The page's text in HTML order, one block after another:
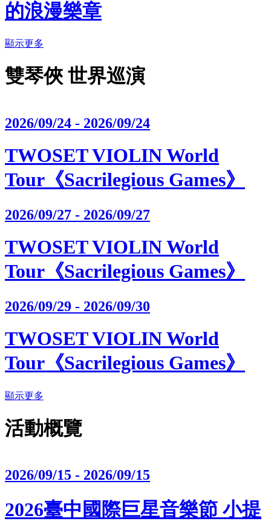
的浪漫樂章
顯示更多
雙琴俠 世界巡演
2026/09/24 - 2026/09/24
TWOSET VIOLIN World
Tour《Sacrilegious Games》
2026/09/27 - 2026/09/27
TWOSET VIOLIN World
Tour《Sacrilegious Games》
2026/09/29 - 2026/09/30
TWOSET VIOLIN World
Tour《Sacrilegious Games》
顯示更多
活動概覽
2026/09/15 - 2026/09/15
2026臺中國際巨星音樂節 小提